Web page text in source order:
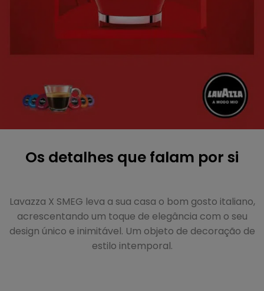
Os detalhes que falam por si
Lavazza X SMEG leva a sua casa o bom gosto italiano,
acrescentando um toque de elegância com o seu
design único e inimitável. Um objeto de decoração de
estilo intemporal.